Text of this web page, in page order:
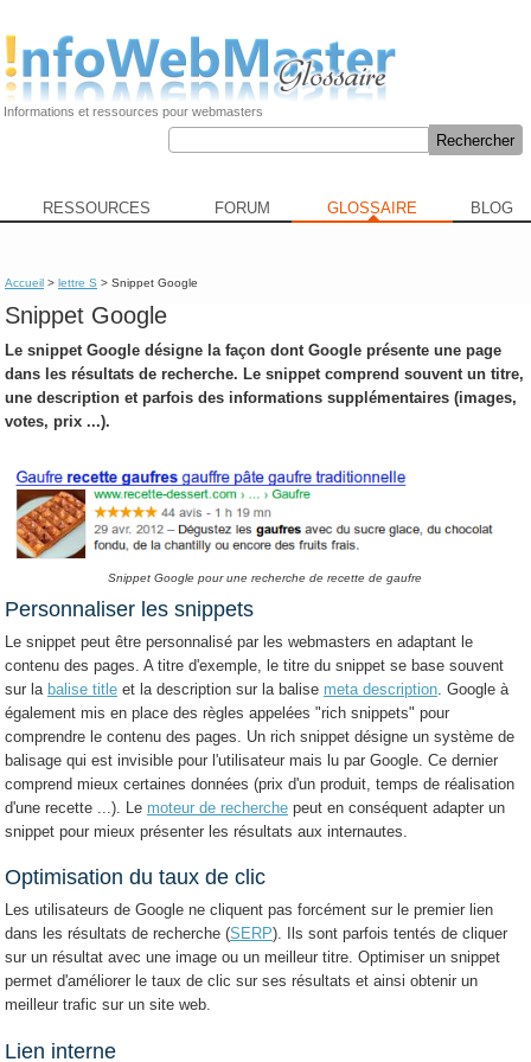
Informations et ressources pour webmasters
RESSOURCES FORUM GLOSSAIRE BLOG
Accueil >lettre S > Snippet Google
Snippet Google
Lesnippet Google désigne la façon dont Google présente une page
dans les résultats de recherche. Le snippet comprend souvent un titre,
une description et parfois des informations supplémentaires (images,
votes, prix ...).
Snippet Google pour une recherche de recette de gaufre
Personnaliser les snippets
Le snippet peut être personnalisé par les webmasters en adaptant le
contenu des pages. A titre d'exemple, le titre du snippet se base souvent
sur labalise title et la description sur la balise meta description . Google à
également mis en place des règles appelées "rich snippets" pour
comprendre le contenu des pages. Un rich snippet désigne un système de
balisage qui est invisible pour l'utilisateur mais lu par Google. Ce dernier
comprend mieux certaines données (prix d'un produit, temps de réalisation
d'une recette ...). Le moteur de recherche peut en conséquent adapter un
snippet pour mieux présenter les résultats aux internautes.
Optimisation du taux de clic
Les utilisateurs de Google ne cliquent pas forcément sur le premier lien
dans les résultats de recherche (SERP). Ils sont parfois tentés de cliquer
sur un résultat avec une image ou un meilleur titre. Optimiser un snippet
permet d'améliorer le taux de clic sur ses résultats et ainsi obtenir un
meilleur trafic sur un site web.
Lien interne